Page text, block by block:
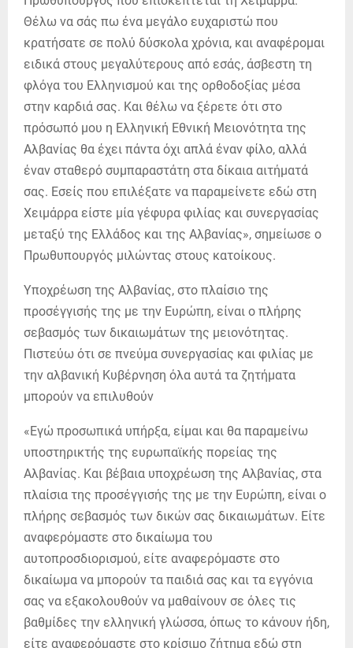
Θέλω να σάς πω ένα μεγάλο ευχαριστώ που
κρατήσατε σε πολύ δύσκολα χρόνια, και αναφέρομαι
ειδικά στους μεγαλύτερους από εσάς, άσβεστη τη
φλόγα του Ελληνισμού και της ορθοδοξίας μέσα
στην καρδιά σας. Και θέλω να ξέρετε ότι στο
πρόσωπό μου η Ελληνική Εθνική Μειονότητα της
Αλβανίας θα έχει πάντα όχι απλά έναν φίλο, αλλά
έναν σταθερό συμπαραστάτη στα δίκαια αιτήματά
σας. Εσείς που επιλέξατε να παραμείνετε εδώ στη
Χειμάρρα είστε μία γέφυρα φιλίας και συνεργασίας
μεταξύ της Ελλάδος και της Αλβανίας», σημείωσε ο
Πρωθυπουργός μιλώντας στους κατοίκους.
Υποχρέωση της Αλβανίας, στο πλαίσιο της
προσέγγισής της με την Ευρώπη, είναι ο πλήρης
σεβασμός των δικαιωμάτων της μειονότητας.
Πιστεύω ότι σε πνεύμα συνεργασίας και φιλίας με
την αλβανική Κυβέρνηση όλα αυτά τα ζητήματα
μπορούν να επιλυθούν
«Εγώ προσωπικά υπήρξα, είμαι και θα παραμείνω
υποστηρικτής της ευρωπαϊκής πορείας της
Αλβανίας. Και βέβαια υποχρέωση της Αλβανίας, στα
πλαίσια της προσέγγισής της με την Ευρώπη, είναι ο
πλήρης σεβασμός των δικών σας δικαιωμάτων. Είτε
αναφερόμαστε στο δικαίωμα του
αυτοπροσδιορισμού, είτε αναφερόμαστε στο
δικαίωμα να μπορούν τα παιδιά σας και τα εγγόνια
σας να εξακολουθούν να μαθαίνουν σε όλες τις
βαθμίδες την ελληνική γλώσσα, όπως το κάνουν ήδη,
είτε αναφερόμαστε στο κρίσιμο ζήτημα εδώ στη